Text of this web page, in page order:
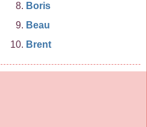
Boris
Beau
Brent